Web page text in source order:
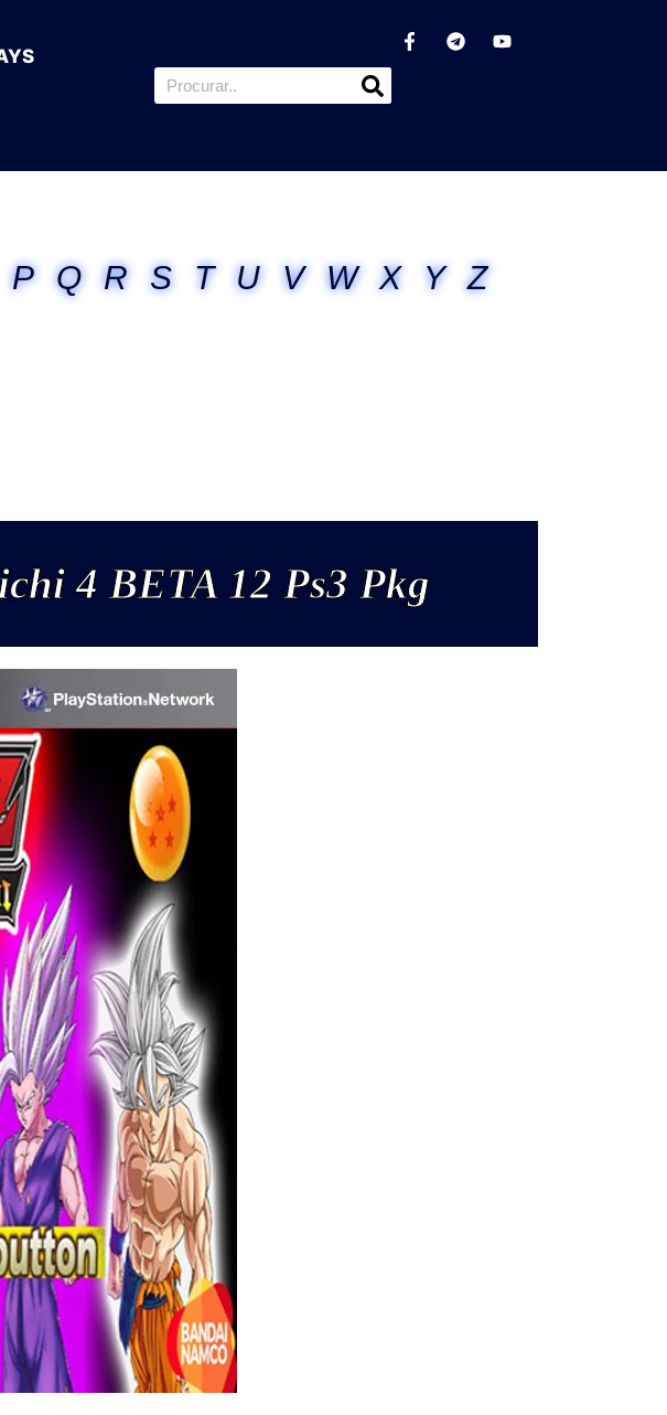
P Q R S T U V W X Y Z
4 BETA 12 Ps3 Pkg